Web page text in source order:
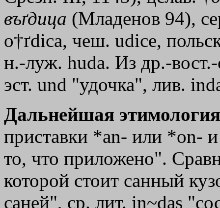
въґдица (Младенов 94),
o†ґdica, чеш. udice,
н.-луж. huda. Из др.-
эст. und "удочка", лив.
Дальнейшая
приставки *аn- или *оn-
то, что приложено".
которой стоит санный
саней", ср. лит. in~das